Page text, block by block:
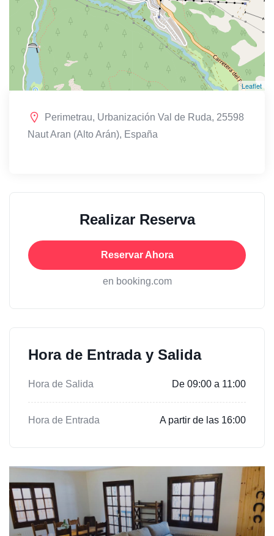
Leaflet
Perimetrau, Urbanización Val de Ruda, 25598
Naut Aran (Alto Arán), España
Realizar Reserva
Reservar Ahora
en booking.com
Hora de Entrada y Salida
Hora de Salida De 09:00 a 11:00
Hora de Entrada A partir de las 16:00